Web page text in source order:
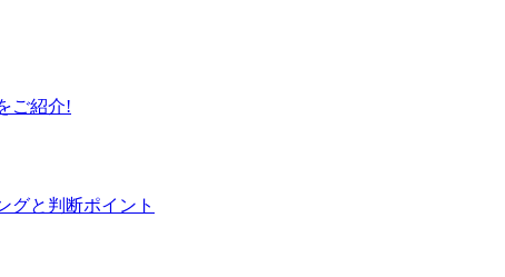
ご紹介!
グと判断ポイント